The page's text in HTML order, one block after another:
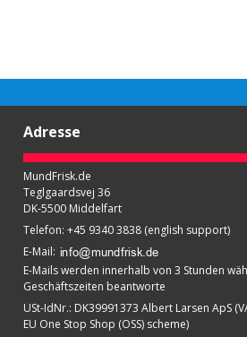
Adresse
MundFrisk.de
Teglgaardsvej 36
DK-5500 Middelfart
Telefon: +45 9340 3838 (english support)
E-Mail:
E-Mails werden innerhalb von 3 Stunden
Geschäftszeiten beantworte
USt-IdNr.: DK39991373 Albert Larsen ApS
EU One Stop Shop (OSS) scheme)